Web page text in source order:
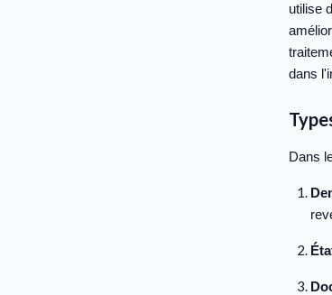
utilise
dans
Dans